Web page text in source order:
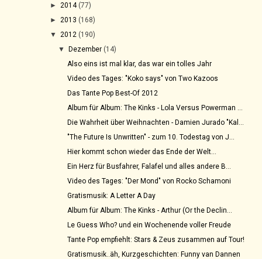
► 2014 (77)
► 2013 (168)
▼ 2012 (190)
▼Dezember (14)
Also eins ist mal klar, das war ein tolles Jahr
Video des Tages: "Koko says" von Two Kazoos
Das Tante Pop Best-Of 2012
Album für Album: The Kinks - Lola Versus Powerman ...
Die Wahrheit über Weihnachten - Damien Jurado "Kal...
"The Future Is Unwritten" - zum 10. Todestag von J...
Hier kommt schon wieder das Ende der Welt...
Ein Herz für Busfahrer, Falafel und alles andere B...
Video des Tages: "Der Mond" von Rocko Schamoni
Gratismusik: A Letter A Day
Album für Album: The Kinks - Arthur (Or the Declin...
Le Guess Who? und ein Wochenende voller Freude
Tante Pop empfiehlt: Stars & Zeus zusammen auf Tour!
Gratismusik..äh, Kurzgeschichten: Funny van Dannen